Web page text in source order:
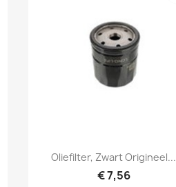
Snel bekijken
Oliefilter, Zwart Origineel...
€ 7,56